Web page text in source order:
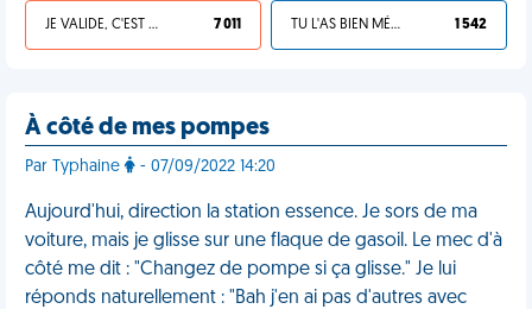
JE VALIDE, C'EST UNE VDM 7 011 TU L'AS BIEN MÉRITÉ 1 542
À côté de mes pompes
Par Typhaine - 07/09/2022 14:20
Aujourd'hui, direction la station essence. Je sors de ma
voiture, mais je glisse sur une flaque de gasoil. Le mec d'à
côté me dit : "Changez de pompe si ça glisse." Je lui
réponds naturellement : "Bah j'en ai pas d'autres avec